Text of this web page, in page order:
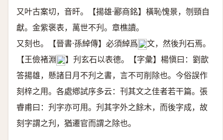
又叶古案切，音旰。【揚雄·酈商銘】橫恥愧景，刎頸自
獻。金紫褒表，萬世不刋。章樵讀。
又刻也。【晉書·孫綽傳】必須綽爲𥓓 文，然後刋石焉。
【王儉褚淵𥓓 】刋玄石以表德。【字彙】楊愼曰：劉歆
答揚雄，懸諸日月不刋之書，言不可削除也。今俗誤作
刻梓之用。各處鄕試序多云：刊其文之佳者若干篇。張
睿甫曰：刋字亦可用。刋其字外之餘木，而後字成，故
刻字謂之刋，猶遷官而謂之除也。